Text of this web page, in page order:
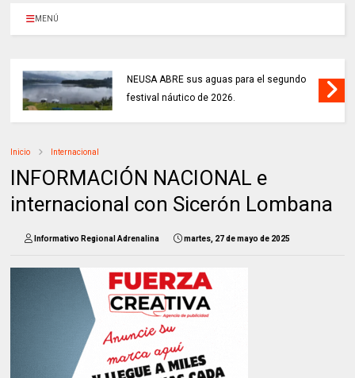
MENÚ
NEUSA ABRE sus aguas para el segundo
festival náutico de 2026.
Inicio Internacional
INFORMACIÓN NACIONAL e
internacional con Sicerón Lombana
Informativo Regional Adrenalina martes, 27 de mayo de 2025